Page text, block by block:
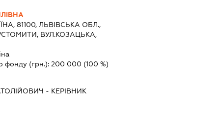
81100, ЛЬВІВСЬКА ОБЛ.,
ВУЛ.КОЗАЦЬКА,
фонду (грн.):200 000 (100 %)
- КЕРІВНИК